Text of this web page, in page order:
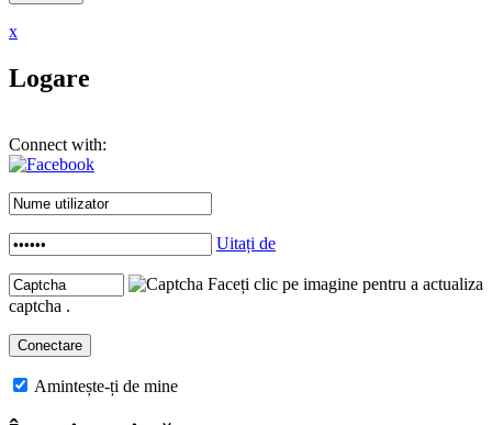
x
Logare
Connect with:
Uitați de
Faceți clic pe imagine pentru a actualiza
captcha .
Amintește-ți de mine